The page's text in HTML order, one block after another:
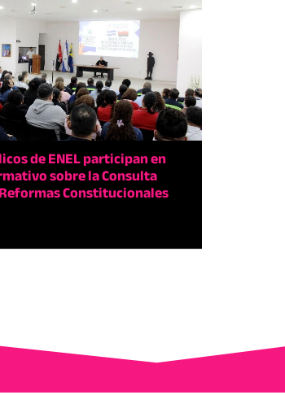
de ENEL participan en
sobre la Consulta
Constitucionales